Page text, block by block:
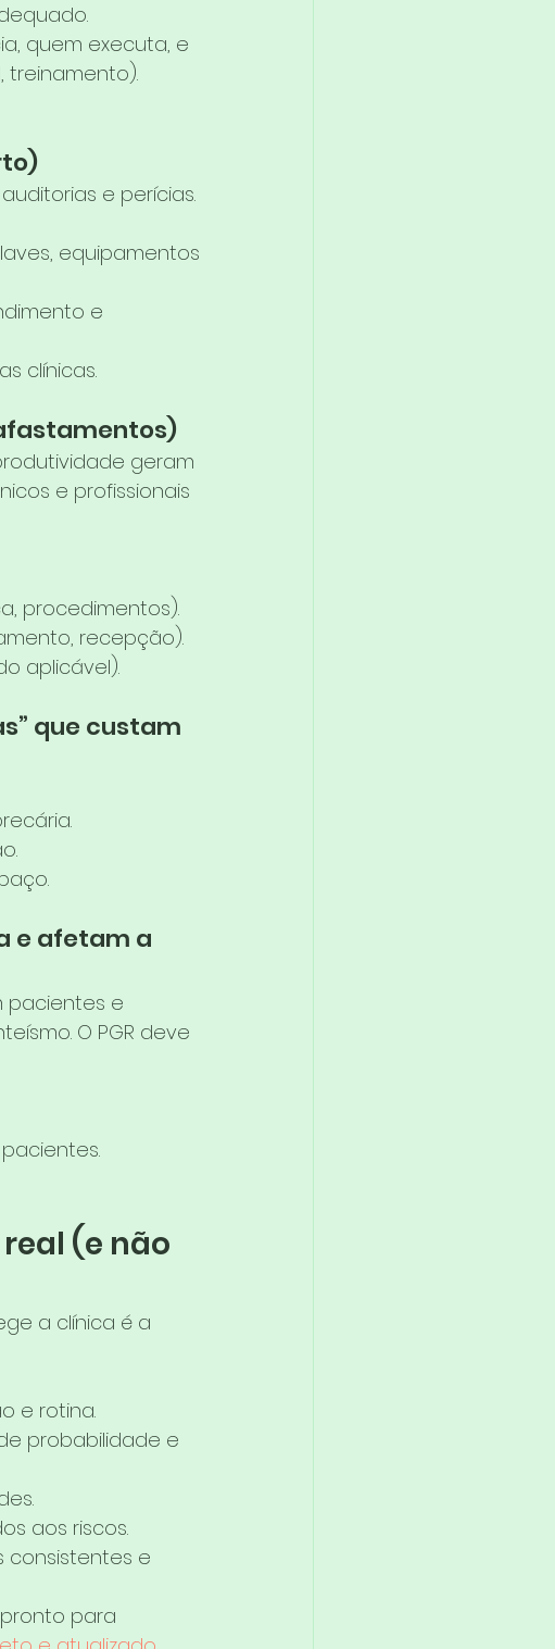
quem executa, e
treinamento).
e perícias.
equipamentos
e
clínicas.
geram
e profissionais
procedimentos).
recepção).
aplicável).
que custam
e afetam a
pacientes e
O PGR deve
(e não
a clínica é a
e rotina.
probabilidade e
aos riscos.
consistentes e
para